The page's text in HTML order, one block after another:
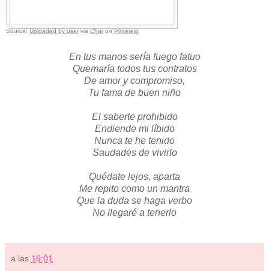
Source:Uploaded by userviaCharonPinterest
En tus manos sería fuego fatuo
Quemaría todos tus contratos
De amor y compromiso,
Tu fama de buen niño
El saberte prohibido
Endiende mi líbido
Nunca te he tenido
Saudades de vivirlo
Quédate lejos, aparta
Me repito como un mantra
Que la duda se haga verbo
No llegaré a tenerlo
a las 16:01